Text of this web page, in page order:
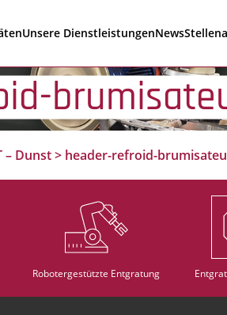
Unsere DienstleistungenNews
– Dunst> header-refroid-
Robotergestützte Entgratung